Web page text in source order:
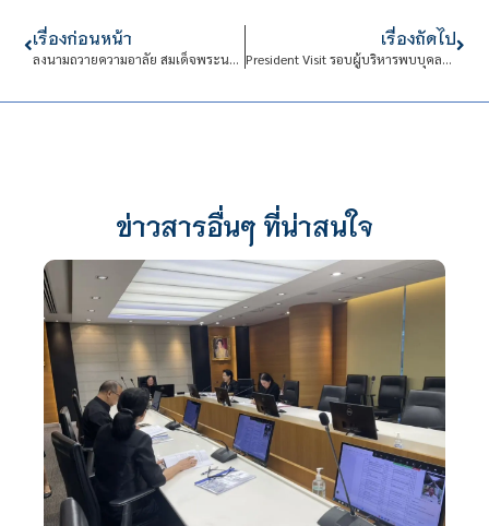
เรื่องก่อนหน้า
ลงนามถวายความอาลัย สมเด็จพระนางเจ้าสิริกิติ์ พระบรมราชินีนาถ พระบรมราชชนนีพันปีหลวง
เรื่องถัดไป
President Visit รอบผู้บริหารพบบุคลากรสายวิชาการ (ระดับปริญญาตรี)
ข่าวสารอื่นๆ ที่น่าสนใจ